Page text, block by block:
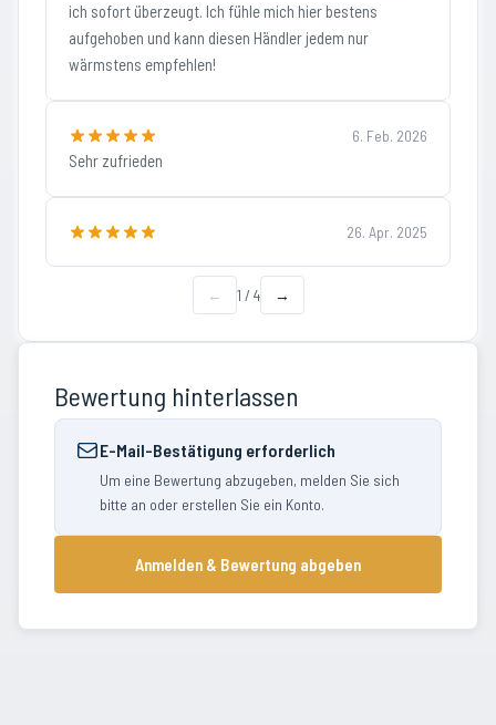
ich sofort überzeugt. Ich fühle mich hier bestens
aufgehoben und kann diesen Händler jedem nur
wärmstens empfehlen!
6. Feb. 2026
Sehr zufrieden
26. Apr. 2025
← 1 / 4 →
Bewertung hinterlassen
E-Mail-Bestätigung erforderlich
Um eine Bewertung abzugeben, melden Sie sich
bitte an oder erstellen Sie ein Konto.
Anmelden & Bewertung abgeben